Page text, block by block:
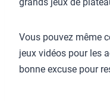
Vous pouvez même
jeux vidéos pour les
bonne excuse pour